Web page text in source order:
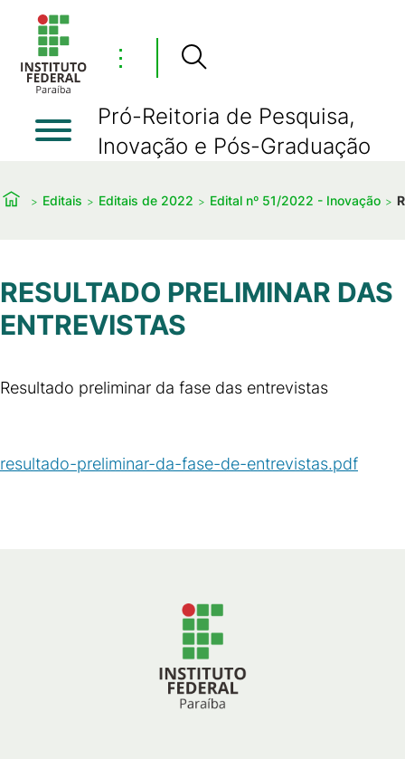
⋮
Pró-Reitoria de Pesquisa,
Inovação e Pós-Graduação
Editais Editais de 2022 Edital nº 51/2022 - Inovação
RESULTADO PRELIMINAR DAS
ENTREVISTAS
Resultado preliminar da fase das entrevistas
resultado-preliminar-da-fase-de-entrevistas.pdf